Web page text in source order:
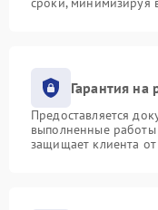
Гарантия на
Предоставляется
выполненные работы
защищает клиента